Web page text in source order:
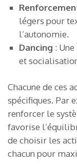
légers pour
l’autonomie.
Dancing :
et
Chacune de ces
spécifiques. Par
renforcer le
favorise
de choisir les
chacun pour